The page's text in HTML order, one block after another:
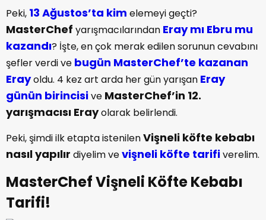
Peki, 13 Ağustos’ta kim elemeyi geçti?
MasterChef yarışmacılarından Eray mı Ebru mu
kazandı? İşte, en çok merak edilen sorunun cevabını
şefler verdi ve bugün MasterChef’te kazanan
Erayoldu. 4 kez art arda her gün yarışan Eray
günün birincisive MasterChef’in 12.
yarışmacısı Erayolarak belirlendi.
Peki, şimdi ilk etapta istenilenVişneli köfte kebabı
nasıl yapılır diyelim vevişneli köfte tarifiverelim.
MasterChef Vişneli Köfte Kebabı
Tarifi!